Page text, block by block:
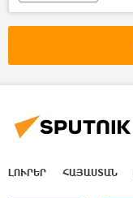
ԼՈՒՐԵՐ ՀԱՅԱՍՏԱՆ